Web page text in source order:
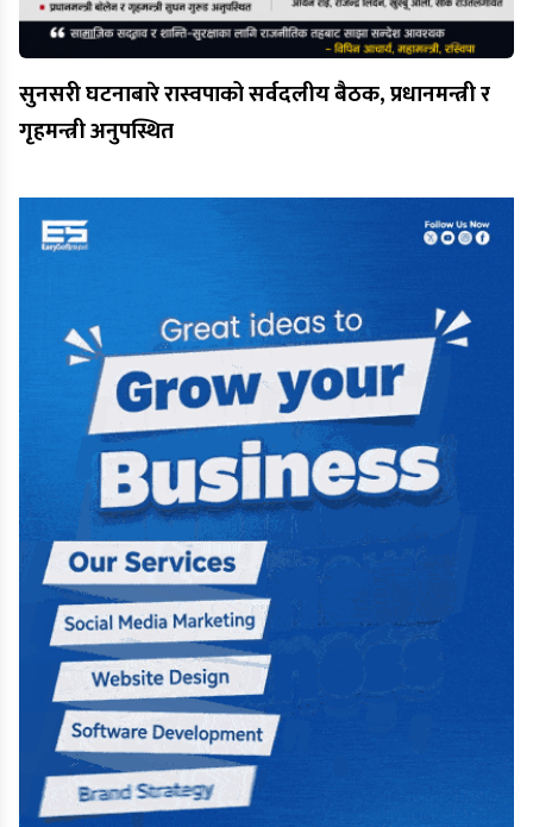
सुनसरी घटनाबारे रास्वपाको सर्वदलीय बैठक, प्रधानमन्त्री र
गृहमन्त्री अनुपस्थित